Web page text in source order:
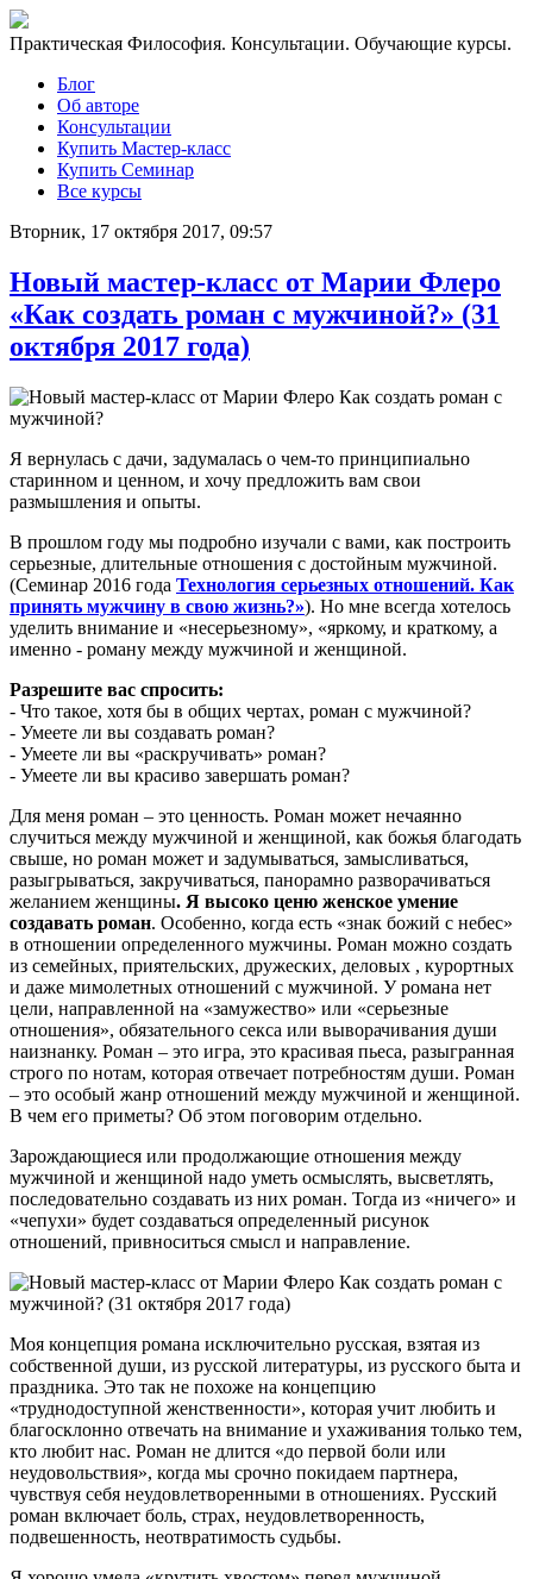
Практическая Философия. Консультации. Обучающие курсы.
Блог
Об авторе
Консультации
Купить Мастер-класс
Купить Семинар
Все курсы
Вторник, 17 октября 2017, 09:57
Новый мастер-класс от Марии Флеро
«Как создать роман с мужчиной?» (31
октября 2017 года)
Я вернулась с дачи, задумалась о чем-то принципиально
старинном и ценном, и хочу предложить вам свои
размышления и опыты.
В прошлом году мы подробно изучали с вами, как построить
серьезные, длительные отношения с достойным мужчиной.
(Семинар 2016 года Технология серьезных отношений. Как
принять мужчину в свою жизнь?»). Но мне всегда хотелось
уделить внимание и «несерьезному», «яркому, и краткому, а
именно - роману между мужчиной и женщиной.
Разрешите вас спросить:
- Что такое, хотя бы в общих чертах, роман с мужчиной?
- Умеете ли вы создавать роман?
- Умеете ли вы «раскручивать» роман?
- Умеете ли вы красиво завершать роман?
Для меня роман – это ценность. Роман может нечаянно
случиться между мужчиной и женщиной, как божья благодать
свыше, но роман может и задумываться, замысливаться,
разыгрываться, закручиваться, панорамно разворачиваться
желанием женщины. Я высоко ценю женское умение
создавать роман. Особенно, когда есть «знак божий с небес»
в отношении определенного мужчины. Роман можно создать
из семейных, приятельских, дружеских, деловых , курортных
и даже мимолетных отношений с мужчиной. У романа нет
цели, направленной на «замужество» или «серьезные
отношения», обязательного секса или выворачивания души
наизнанку. Роман – это игра, это красивая пьеса, разыгранная
строго по нотам, которая отвечает потребностям души. Роман
– это особый жанр отношений между мужчиной и женщиной.
В чем его приметы? Об этом поговорим отдельно.
Зарождающиеся или продолжающие отношения между
мужчиной и женщиной надо уметь осмыслять, высветлять,
последовательно создавать из них роман. Тогда из «ничего» и
«чепухи» будет создаваться определенный рисунок
отношений, привноситься смысл и направление.
Моя концепция романа исключительно русская, взятая из
собственной души, из русской литературы, из русского быта и
праздника. Это так не похоже на концепцию
«труднодоступной женственности», которая учит любить и
благосклонно отвечать на внимание и ухаживания только тем,
кто любит нас. Роман не длится «до первой боли или
неудовольствия», когда мы срочно покидаем партнера,
чувствуя себя неудовлетворенными в отношениях. Русский
роман включает боль, страх, неудовлетворенность,
подвешенность, неотвратимость судьбы.